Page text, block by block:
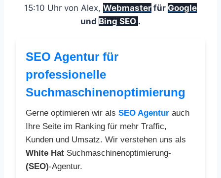
15:10 Uhr von Alex, Webmaster für Google
und Bing SEO .
SEO Agentur für
professionelle
Suchmaschinenoptimierung
Gerne optimieren wir als SEO Agentur auch
Ihre Seite im Ranking für mehr Traffic,
Kunden und Umsatz. Wir verstehen uns als
White Hat Suchmaschinenoptimierung-
(SEO)-Agentur.